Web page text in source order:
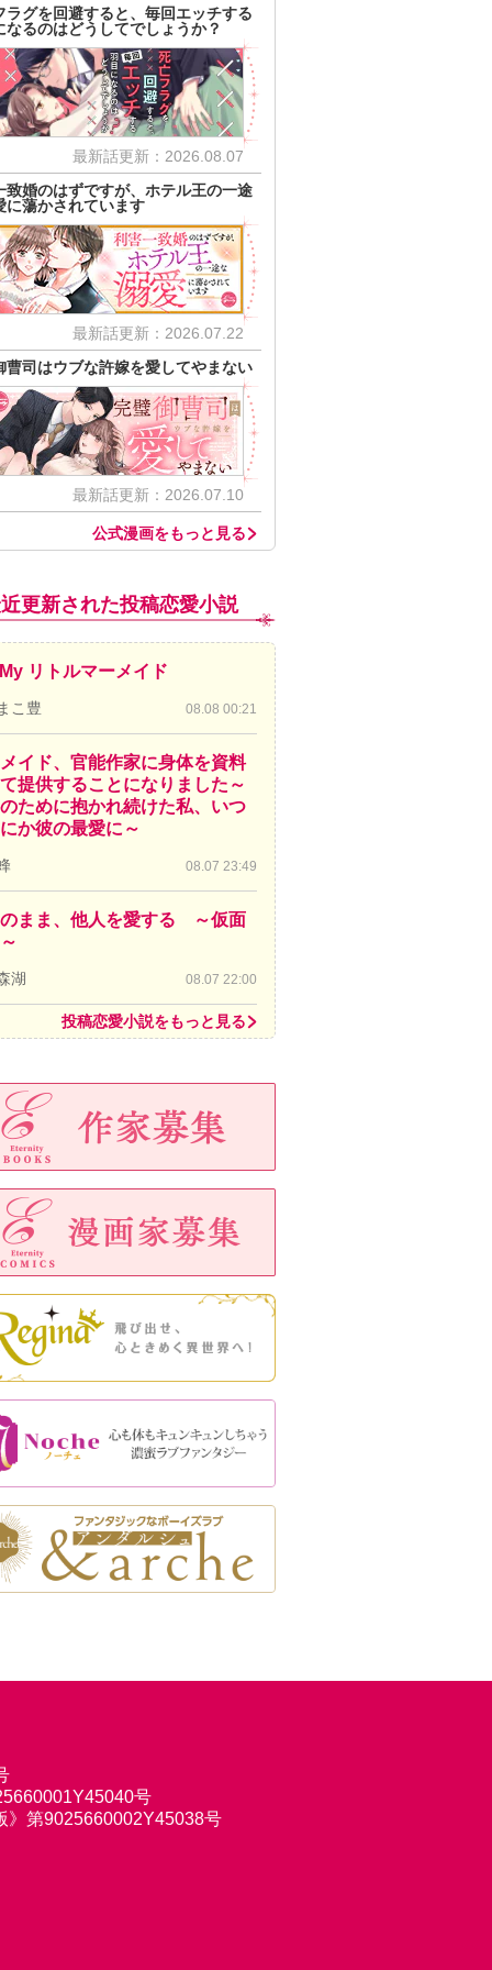
ラグを回避すると、毎回エッチする
なるのはどうしてでしょうか？
最新話更新：2026.08.07
致婚のはずですが、ホテル王の一途
に蕩かされています
最新話更新：2026.07.22
曹司はウブな許嫁を愛してやまない
最新話更新：2026.07.10
公式漫画をもっと見る
更新された投稿恋愛小説
リトルマーメイド
こ豊 08.08 00:21
イド、官能作家に身体を資料
提供することになりました～
ために抱かれ続けた私、いつ
か彼の最愛に～
08.07 23:49
まま、他人を愛する ～仮面
湖 08.07 22:00
投稿恋愛小説をもっと見る
号
第9025660002Y45038号